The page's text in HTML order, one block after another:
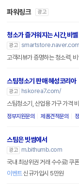
파워링크 광고
청소가 즐거워지는 시간,비쎌
광고
고객리뷰가 증명하는 청소력,
스팀청소기 판매 혜성코리아
광고
hskorea7.com/
스팀청소기, 산업용 가구 가격
정부지원문의 제품견적문의
스팀은 빗썸에서
광고
m.bithumb.com
국내 최상위권 거래 수수료! 쿠
이벤트신규가입시 5만원